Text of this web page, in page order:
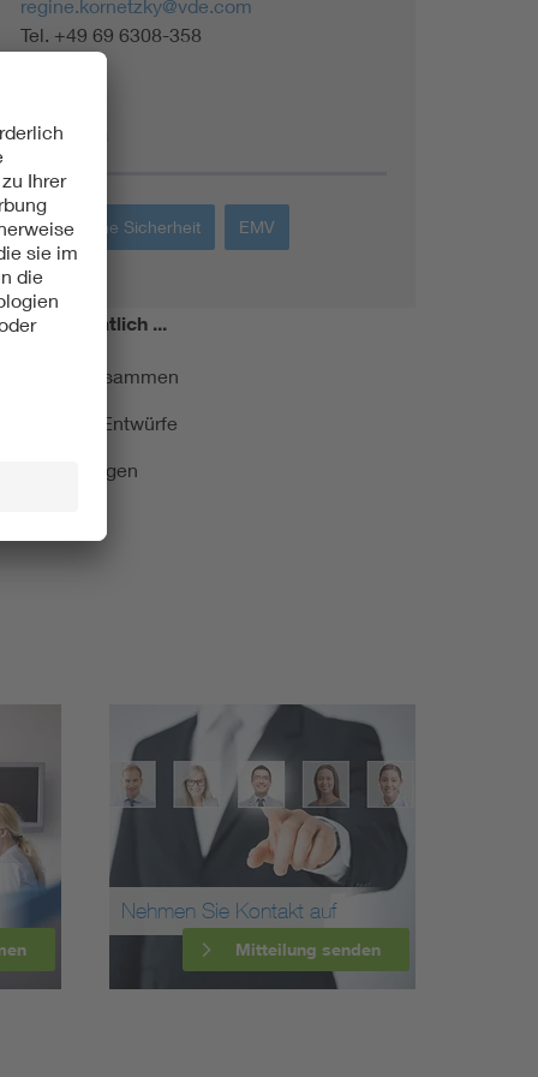
regine.kornetzky@vde.com
Tel. +49 69 6308-358
Themen
Elektrische Sicherheit EMV
Monatlich ...
kurz zusammen
und Entwürfe
Nehmen Sie Kontakt auf
Mitteilung senden